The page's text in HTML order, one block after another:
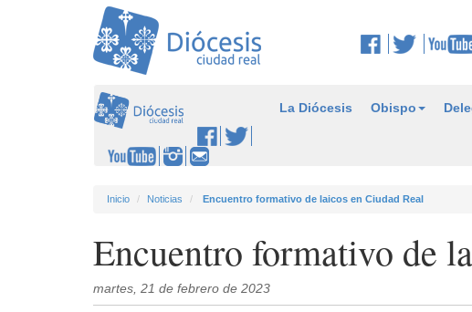
La Diócesis Obispo
Inicio Noticias Encuentro formativo de laicos en Ciudad Real
Encuentro formativo de
martes, 21 de febrero de 2023